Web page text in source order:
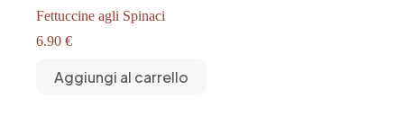
Fettuccine agli Spinaci
6.90 €
Aggiungi al carrello